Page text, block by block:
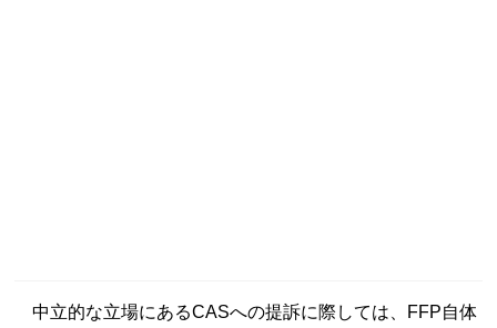
中立的な立場にあるCASへの提訴に際しては、FFP自体